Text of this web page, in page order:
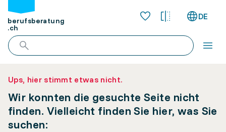
berufsberatung
.ch
DE
Ups, hier stimmt etwas nicht.
Wir konnten die gesuchte Seite nicht
finden. Vielleicht finden Sie hier, was Sie
suchen: